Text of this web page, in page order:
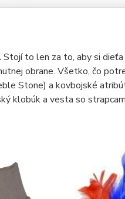
Stojí to len za to, aby si
obrane. Všetko, čo
Stone) a kovbojské
klobúk a vesta so